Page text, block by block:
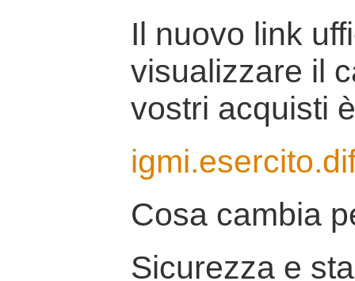
Il nuovo link
visualizzare il
vostri acquisti
Cosa cambia
Sicurezza e